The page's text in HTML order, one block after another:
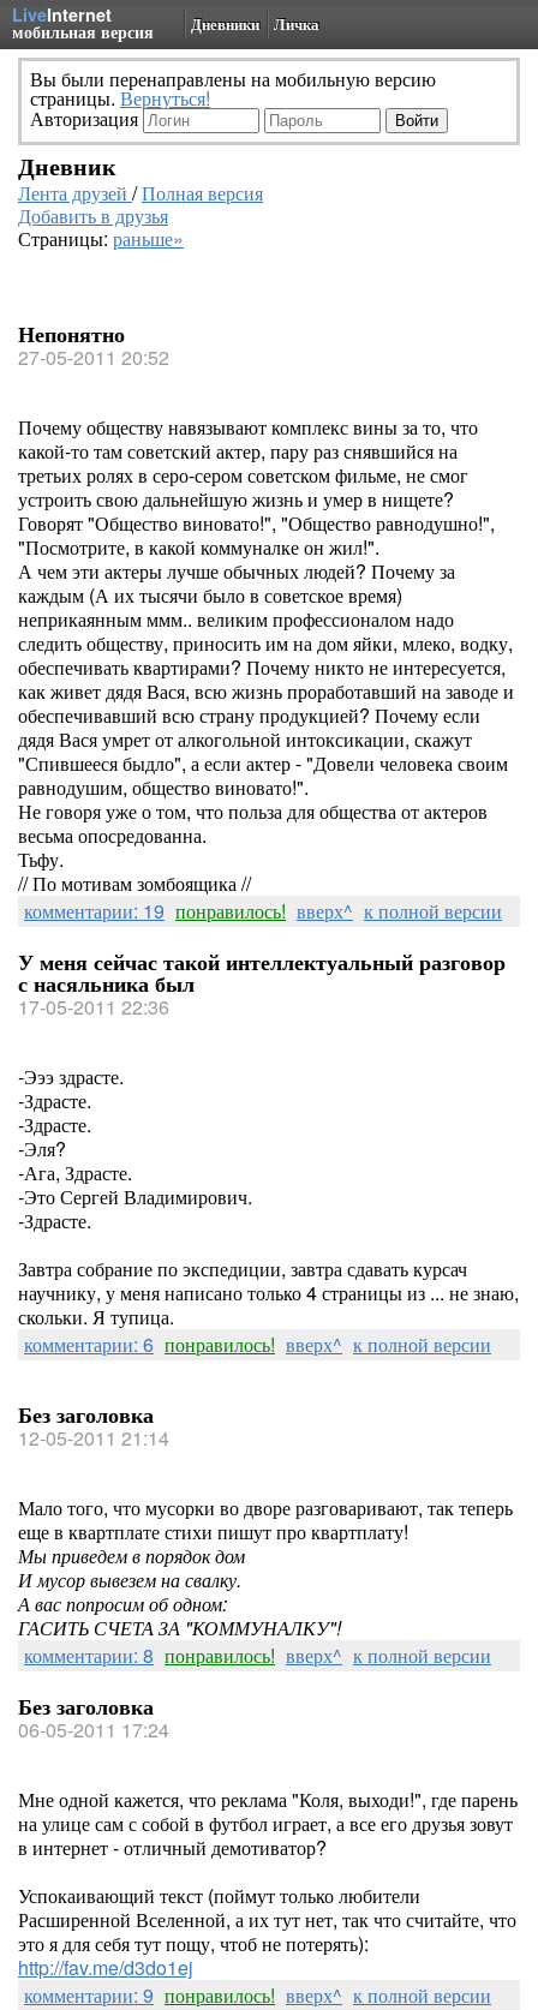
LiveInternet
мобильная версия Дневники Личка
Вы были перенаправлены на мобильную версию
страницы. Вернуться!
Авторизация
Дневник
Лента друзей /Полная версия
Добавить в друзья
Страницы: раньше»
Непонятно
27-05-2011 20:52
Почему обществу навязывают комплекс вины за то, что
какой-то там советский актер, пару раз снявшийся на
третьих ролях в серо-сером советском фильме, не смог
устроить свою дальнейшую жизнь и умер в нищете?
Говорят "Общество виновато!", "Общество равнодушно!",
"Посмотрите, в какой коммуналке он жил!".
А чем эти актеры лучше обычных людей? Почему за
каждым (А их тысячи было в советское время)
неприкаянным ммм.. великим профессионалом надо
следить обществу, приносить им на дом яйки, млеко, водку,
обеспечивать квартирами? Почему никто не интересуется,
как живет дядя Вася, всю жизнь проработавший на заводе и
обеспечивавший всю страну продукцией? Почему если
дядя Вася умрет от алкогольной интоксикации, скажут
"Спившееся быдло", а если актер - "Довели человека своим
равнодушим, общество виновато!".
Не говоря уже о том, что польза для общества от актеров
весьма опосредованна.
Тьфу.
// По мотивам зомбоящика //
комментарии: 19 понравилось! вверх^ к полной версии
У меня сейчас такой интеллектуальный разговор
с насяльника был
17-05-2011 22:36
-Эээ здрасте.
-Здрасте.
-Здрасте.
-Эля?
-Ага, Здрасте.
-Это Сергей Владимирович.
-Здрасте.
Завтра собрание по экспедиции, завтра сдавать курсач
научнику, у меня написано только 4 страницы из ... не знаю,
скольки. Я тупица.
комментарии: 6 понравилось! вверх^ к полной версии
Без заголовка
12-05-2011 21:14
Мало того, что мусорки во дворе разговаривают, так теперь
еще в квартплате стихи пишут про квартплату!
Мы приведем в порядок дом
И мусор вывезем на свалку.
А вас попросим об одном:
ГАСИТЬ СЧЕТА ЗА "КОММУНАЛКУ"!
комментарии: 8 понравилось! вверх^ к полной версии
Без заголовка
06-05-2011 17:24
Мне одной кажется, что реклама "Коля, выходи!", где парень
на улице сам с собой в футбол играет, а все его друзья зовут
в интернет - отличный демотиватор?
Успокаивающий текст (поймут только любители
Расширенной Вселенной, а их тут нет, так что считайте, что
это я для себя тут пощу, чтоб не потерять):
http://fav.me/d3do1ej
комментарии: 9 понравилось! вверх^ к полной версии